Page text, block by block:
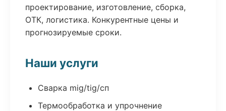
проектирование, изготовление, сборка,
ОТК, логистика. Конкурентные цены и
прогнозируемые сроки.
Наши услуги
Сварка mig/tig/сп
Термообработка и упрочнение